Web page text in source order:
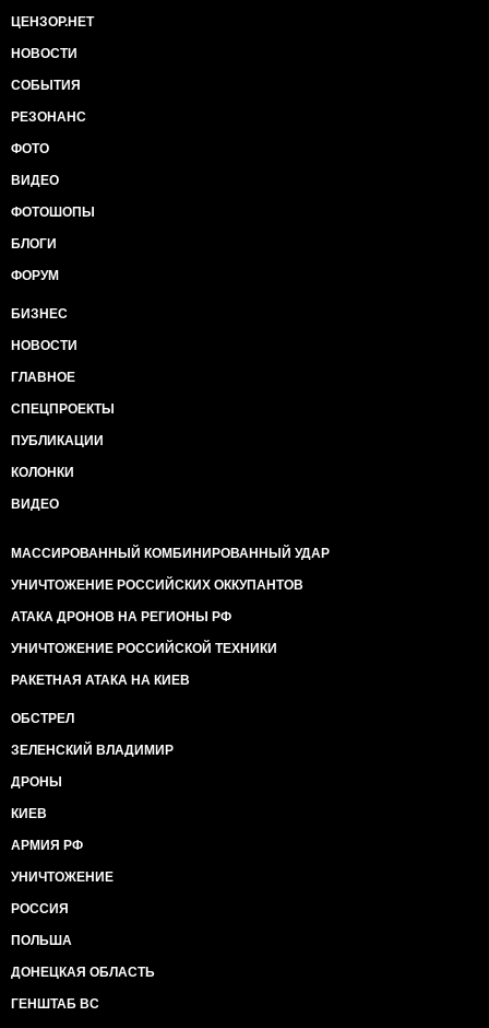
ЦЕНЗОР.НЕТ
НОВОСТИ
СОБЫТИЯ
РЕЗОНАНС
ФОТО
ВИДЕО
ФОТОШОПЫ
БЛОГИ
ФОРУМ
БИЗНЕС
НОВОСТИ
ГЛАВНОЕ
СПЕЦПРОЕКТЫ
ПУБЛИКАЦИИ
КОЛОНКИ
ВИДЕО
МАССИРОВАННЫЙ КОМБИНИРОВАННЫЙ УДАР
УНИЧТОЖЕНИЕ РОССИЙСКИХ ОККУПАНТОВ
АТАКА ДРОНОВ НА РЕГИОНЫ РФ
УНИЧТОЖЕНИЕ РОССИЙСКОЙ ТЕХНИКИ
РАКЕТНАЯ АТАКА НА КИЕВ
ОБСТРЕЛ
ЗЕЛЕНСКИЙ ВЛАДИМИР
ДРОНЫ
КИЕВ
АРМИЯ РФ
УНИЧТОЖЕНИЕ
РОССИЯ
ПОЛЬША
ДОНЕЦКАЯ ОБЛАСТЬ
ГЕНШТАБ ВС